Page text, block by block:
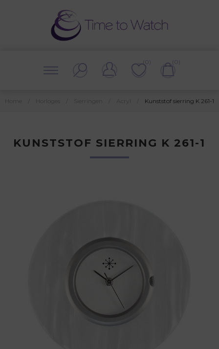
(0) (0)
Kunststof sierring K 261-1
KUNSTSTOF SIERRING K 261-1